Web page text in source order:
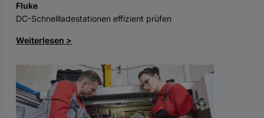
Fluke
DC-Schnellladestationen effizient prüfen
Weiterlesen >